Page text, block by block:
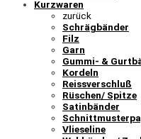
Kurzwaren
zurück
Schrägbänder
Filz
Garn
Gummi- &
Kordeln
Reissverschluß
Rüschen/ Spitze
Satinbänder
Vlieseline